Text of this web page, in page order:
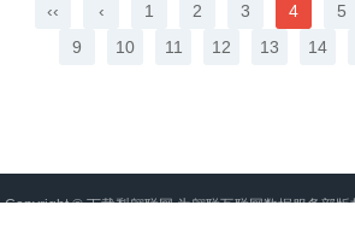
‹‹ ‹ 1 2 3 4 5
9
10 11 12 13 14
Copyright ©下载梨翱联网为翱联互联网数据服务部